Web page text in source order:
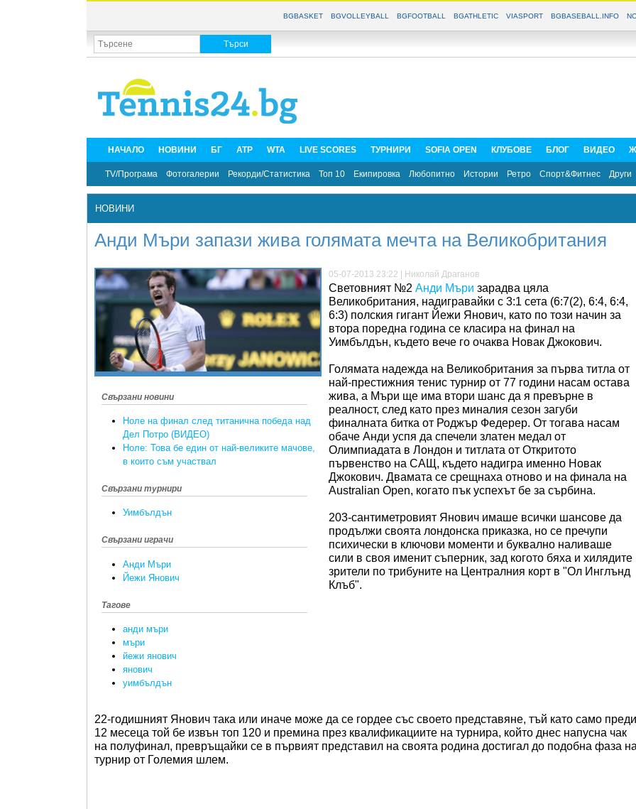
BGBASKET BGVOLLEYBALL BGFOOTBALL BGATHLETIC VIASPORT BGBASEBALL.INFO
НАЧАЛО НОВИНИ БГ ATP WTA LIVE SCORES ТУРНИРИ SOFIA OPEN КЛУБОВЕ БЛОГ ВИДЕО
TV/Програма Фотогалерии Рекорди/Статистика Топ 10 Екипировка Любопитно Истории Ретро Спорт&Фитнес Други
НОВИНИ
Анди Мъри запази жива голямата мечта на Великобритания
Свързани новини
Ноле на финал след титанична победа над
Дел Потро (ВИДЕО)
Ноле: Това бе един от най-великите мачове,
в които съм участвал
Свързани турнири
Уимбълдън
Свързани играчи
Анди Мъри
Йежи Янович
Тагове
анди мъри
мъри
йежи янович
янович
уимбълдън
05-07-2013 23:22 | Николай Драганов
Световният №2 Анди Мъри зарадва цяла
Великобритания, надигравайки с 3:1 сета (6:7(2), 6:4, 6:4,
6:3) полския гигант Йежи Янович, като по този начин за
втора поредна година се класира на финал на
Уимбълдън, където вече го очаква Новак Джокович.
Голямата надежда на Великобритания за първа титла от
най-престижния тенис турнир от 77 години насам остава
жива, а Мъри ще има втори шанс да я превърне в
реалност, след като през миналия сезон загуби
финалната битка от Роджър Федерер. От тогава насам
обаче Анди успя да спечели златен медал от
Олимпиадата в Лондон и титлата от Откритото
първенство на САЩ, където надигра именно Новак
Джокович. Двамата се срещнаха отново и на финала на
Australian Open, когато пък успехът бе за сърбина.
203-сантиметровият Янович имаше всички шансове да
продължи своята лондонска приказка, но се пречупи
психически в ключови моменти и буквално наливаше
сили в своя именит съперник, зад когото бяха и хилядите
зрители по трибуните на Централния корт в "Ол Инглънд
Клъб".
22-годишният Янович така или иначе може да се гордее със своето представяне, тъй като само преди
12 месеца той бе извън топ 120 и премина през квалификациите на турнира, който днес напусна чак
на полуфинал, превръщайки се в първият представил на своята родина достигал до подобна фаза
турнир от Големия шлем.